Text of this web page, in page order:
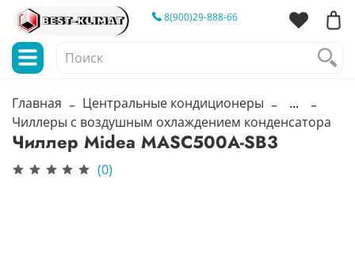
8(900)29-888-66
Главная Центральные кондиционеры
...
Чиллеры с воздушным охлаждением конденсатора
Чиллер Midea MASC500A-SB3
(0)